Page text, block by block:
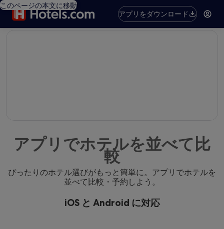
このページの本文に移動
アプリをダウンロード
アプリでホテルを並べて比
較
ぴったりのホテル選びがもっと簡単に。アプリでホテルを
並べて比較・予約しよう。
iOS と Android に対応